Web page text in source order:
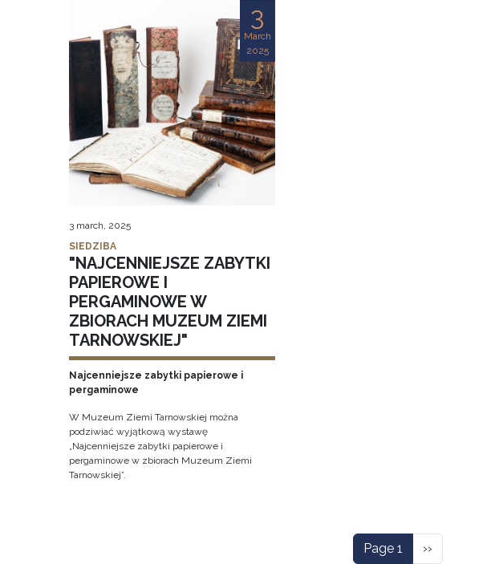
3
March
2025
3 march, 2025
SIEDZIBA
"NAJCENNIEJSZE ZABYTKI
PAPIEROWE I
PERGAMINOWE W
ZBIORACH MUZEUM ZIEMI
TARNOWSKIEJ"
Najcenniejsze zabytki papierowe i
pergaminowe
W Muzeum Ziemi Tarnowskiej można
podziwiać wyjątkową wystawę
„Najcenniejsze zabytki papierowe i
pergaminowe w zbiorach Muzeum Ziemi
Tarnowskiej”.
Page 1 Next page
››